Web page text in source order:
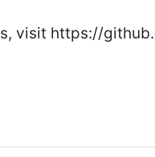
visit https://